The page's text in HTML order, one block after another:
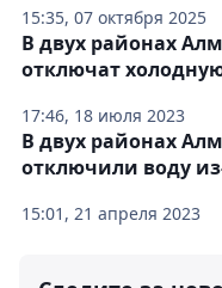
15:35, 07 октября 2025
17:46, 18 июля 2023
В двух районах
отключат
15:01, 21 апреля 2023
В двух районах
отключили воду